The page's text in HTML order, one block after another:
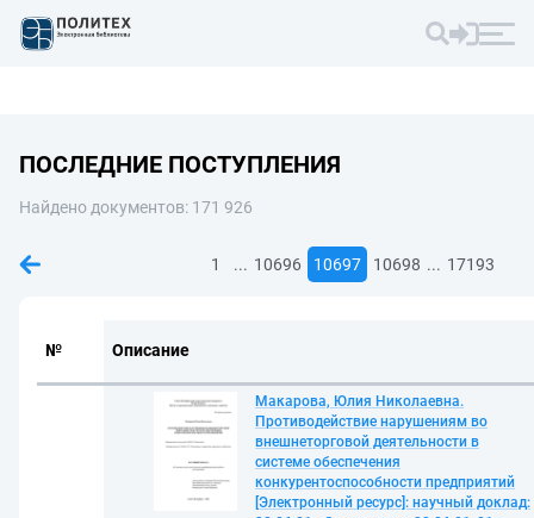
ПОСЛЕДНИЕ ПОСТУПЛЕНИЯ
Найдено документов: 171 926
1 ... 10696 10697 10698 ... 17193
№ Описание
Макарова, Юлия Николаевна.
Противодействие нарушениям во
внешнеторговой деятельности в
системе обеспечения
конкурентоспособности предприятий
[Электронный ресурс]: научный доклад: